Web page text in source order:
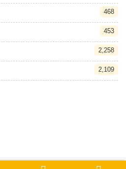
468
453
2,258
2,109